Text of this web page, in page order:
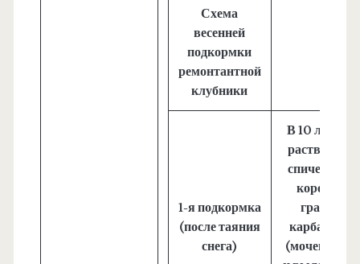
Схема
весенней
подкормки
ремонтантной
клубники
1-я подкормка
(после таяния
снега)
В 10 л воды
растворите
спичечный
коробок
гранул
карбамида
(мочевины)